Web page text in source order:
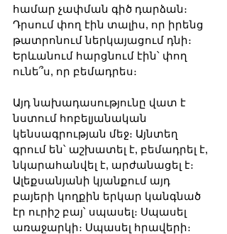
համար չափման գիծ դարձան։
Դրսում փող էին տալիս, որ իրենց
թատրոնում ներկայացում դնի։
Երևանում հարցնում էին՝ փող
ունե՞ս, որ բեմադրես։
Այդ նախադասությունը վատ է
նստում հոբելյանական
կենսագրության մեջ։ Այնտեղ
գրում են՝ աշխատել է, բեմադրել է,
նկարահանվել է, արժանացել է։
Ալեքսանյանի կյանքում այդ
բայերի կողքին երկար կանգնած
էր ուրիշ բայ՝ սպասել։ Սպասել
առաջարկի։ Սպասել հրավերի։